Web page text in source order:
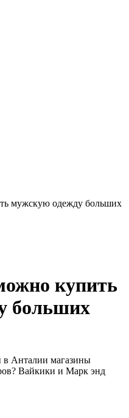
мужскую одежду больших
купить
больших
в Анталии магазины
Вайкики и Марк энд